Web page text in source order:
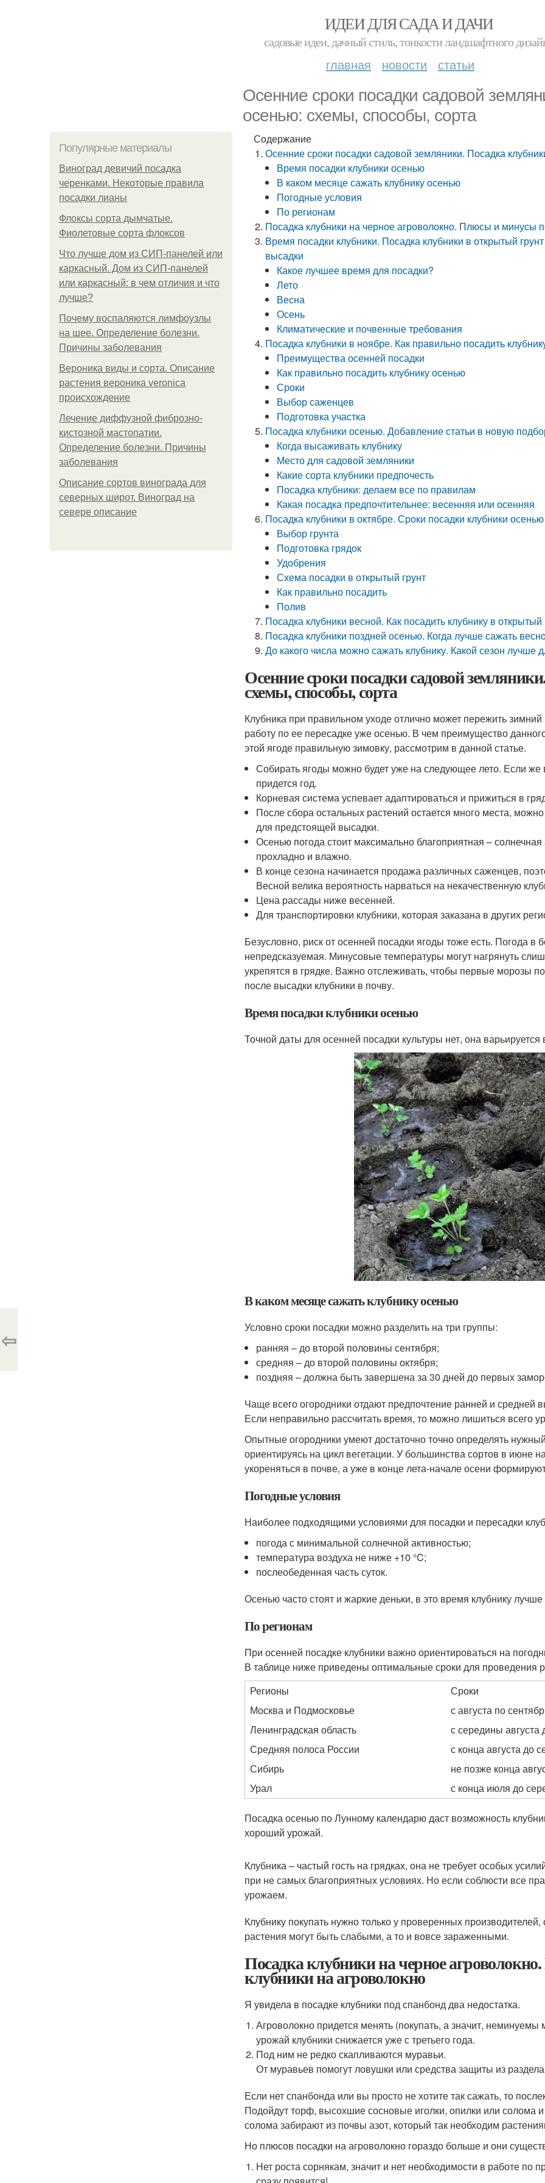
ИДЕИ ДЛЯ САДА И ДАЧИ
садовые идеи, дачный стиль, тонкости ландшафтного
главная новости статьи
Осенние сроки посадки садовой
осенью: схемы, способы, сорта
Популярные материалы
Виноград девичий посадка
черенками. Некоторые правила
посадки лианы
Флоксы сорта дымчатые.
Фиолетовые сорта флоксов
Что лучше дом из СИП-панелей или
каркасный. Дом из СИП-панелей
или каркасный: в чем отличия и что
лучше?
Почему воспаляются лимфоузлы
на шее. Определение болезни.
Причины заболевания
Вероника виды и сорта. Описание
растения вероника veronica
происхождение
Лечение диффузной фиброзно-
кистозной мастопатии.
Определение болезни. Причины
заболевания
Описание сортов винограда для
северных широт. Виноград на
севере описание
Содержание
Осенние сроки посадки садовой земляники. Посадка
Время посадки клубники осенью
В каком месяце сажать клубнику осенью
Погодные условия
По регионам
Посадка клубники на черное агроволокно. Плюсы и минусы
Время посадки клубники. Посадка клубники в открытый
высадки
Какое лучшее время для посадки?
Лето
Весна
Осень
Климатические и почвенные требования
Посадка клубники в ноябре. Как правильно посадить
Преимущества осенней посадки
Как правильно посадить клубнику осенью
Сроки
Выбор саженцев
Подготовка участка
Посадка клубники осенью. Добавление статьи в новую
Когда высаживать клубнику
Место для садовой земляники
Какие сорта клубники предпочесть
Посадка клубники: делаем все по правилам
Какая посадка предпочтительнее: весенняя или осенняя
Посадка клубники в октябре. Сроки посадки клубники осенью
Выбор грунта
Подготовка грядок
Удобрения
Схема посадки в открытый грунт
Как правильно посадить
Полив
Посадка клубники весной. Как посадить клубнику в
Посадка клубники поздней осенью. Когда лучше сажать
До какого числа можно сажать клубнику. Какой сезон лучше
Осенние сроки посадки садовой
схемы, способы, сорта
Клубника при правильном уходе отлично может пережить
работу по ее пересадке уже осенью. В чем преимущество
этой ягоде правильную зимовку, рассмотрим в данной статье.
Собирать ягоды можно будет уже на следующее лето. Если же
придется год.
Корневая система успевает адаптироваться и прижиться в
После сбора остальных растений остается много места,
для предстоящей высадки.
Осенью погода стоит максимально благоприятная –
прохладно и влажно.
В конце сезона начинается продажа различных саженцев,
Весной велика вероятность нарваться на некачественную
Цена рассады ниже весенней.
Для транспортировки клубники, которая заказана в других
Безусловно, риск от осенней посадки ягоды тоже есть. Погода в
непредсказуемая. Минусовые температуры могут нагрянуть
укрепятся в грядке. Важно отслеживать, чтобы первые морозы
после высадки клубники в почву.
Время посадки клубники осенью
Точной даты для осенней посадки культуры нет, она
В каком месяце сажать клубнику осенью
Условно сроки посадки можно разделить на три группы:
ранняя – до второй половины сентября;
средняя – до второй половины октября;
поздняя – должна быть завершена за 30 дней до первых
Чаще всего огородники отдают предпочтение ранней и средней
Если неправильно рассчитать время, то можно лишиться всего
Опытные огородники умеют достаточно точно определять
ориентируясь на цикл вегетации. У большинства сортов в июне
укореняться в почве, а уже в конце лета-начале осени
Погодные условия
Наиболее подходящими условиями для посадки и пересадки
погода с минимальной солнечной активностью;
температура воздуха не ниже +10 °C;
послеобеденная часть суток.
Осенью часто стоят и жаркие деньки, в это время клубнику
По регионам
При осенней посадке клубники важно ориентироваться на
В таблице ниже приведены оптимальные сроки для проведения
Регионы
Сроки
Москва и Подмосковье
с августа по
Ленинградская область
с середины августа
Средняя полоса России
с конца августа до
Сибирь
не позже конца
Урал
с конца июля до
Посадка осенью по Лунному календарю даст возможность
хороший урожай.
Клубника – частый гость на грядках, она не требует особых
при не самых благоприятных условиях. Но если соблюсти все
урожаем.
Клубнику покупать нужно только у проверенных
растения могут быть слабыми, а то и вовсе зараженными.
Посадка клубники на черное
клубники на агроволокно
Я увидела в посадке клубники под спанбонд два недостатка.
Агроволокно придется менять (покупать, а значит,
урожай клубники снижается уже с третьего года.
Под ним не редко скапливаются муравьи.
От муравьев помогут ловушки или средства защиты из
Если нет спанбонда или вы просто не хотите так сажать, то
Подойдут торф, высохшие сосновые иголки, опилки или солома
солома забирают из почвы азот, который так необходим
Но плюсов посадки на агроволокно гораздо больше и они
Нет роста сорнякам, значит и нет необходимости в работе по
⇦